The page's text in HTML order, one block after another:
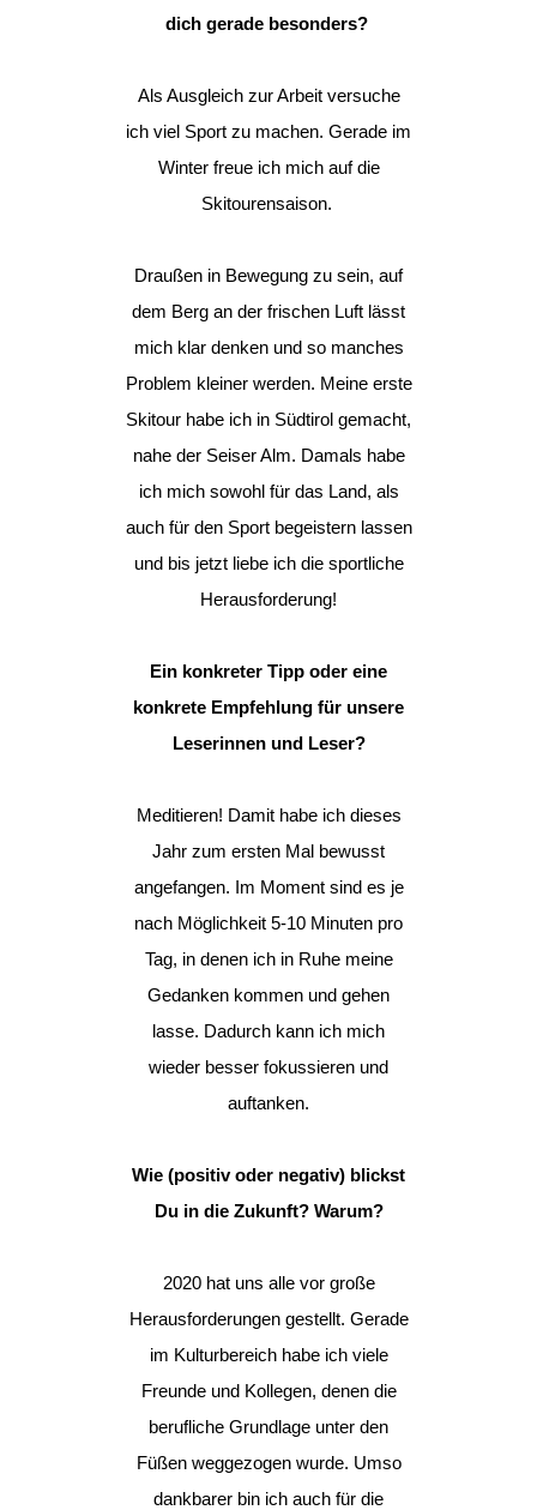
dich gerade besonders?
Als Ausgleich zur Arbeit versuche
ich viel Sport zu machen. Gerade im
Winter freue ich mich auf die
Skitourensaison.
Draußen in Bewegung zu sein, auf
dem Berg an der frischen Luft lässt
mich klar denken und so manches
Problem kleiner werden. Meine erste
Skitour habe ich in Südtirol gemacht,
nahe der Seiser Alm. Damals habe
ich mich sowohl für das Land, als
auch für den Sport begeistern lassen
und bis jetzt liebe ich die sportliche
Herausforderung!
Ein konkreter Tipp oder eine
konkrete Empfehlung für unsere
Leserinnen und Leser?
Meditieren! Damit habe ich dieses
Jahr zum ersten Mal bewusst
angefangen. Im Moment sind es je
nach Möglichkeit 5-10 Minuten pro
Tag, in denen ich in Ruhe meine
Gedanken kommen und gehen
lasse. Dadurch kann ich mich
wieder besser fokussieren und
auftanken.
Wie (positiv oder negativ) blickst
Du in die Zukunft? Warum?
2020 hat uns alle vor große
Herausforderungen gestellt. Gerade
im Kulturbereich habe ich viele
Freunde und Kollegen, denen die
berufliche Grundlage unter den
Füßen weggezogen wurde. Umso
dankbarer bin ich auch für die